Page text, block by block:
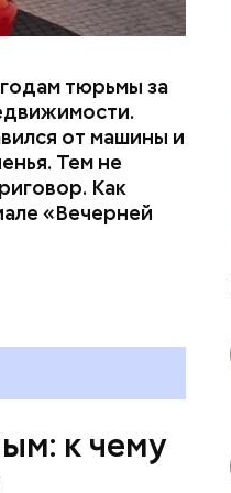
тюрьмы за
от машины и
Тем не
Как
«Вечерней
к чему
отравленную